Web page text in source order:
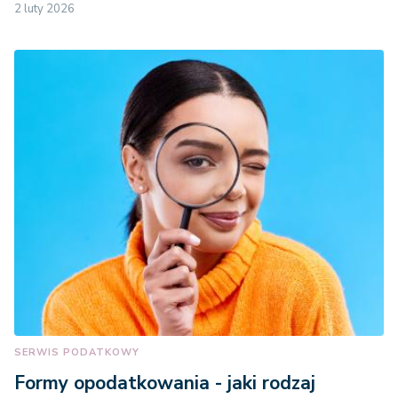
2 luty 2026
SERWIS PODATKOWY
Formy opodatkowania - jaki rodzaj